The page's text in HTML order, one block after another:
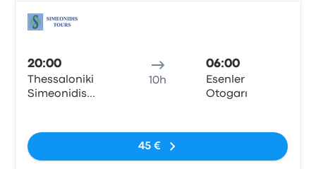
20:00
Thessaloniki
Simeonidis
10h
06:00
Esenler
Otogarı
45 €